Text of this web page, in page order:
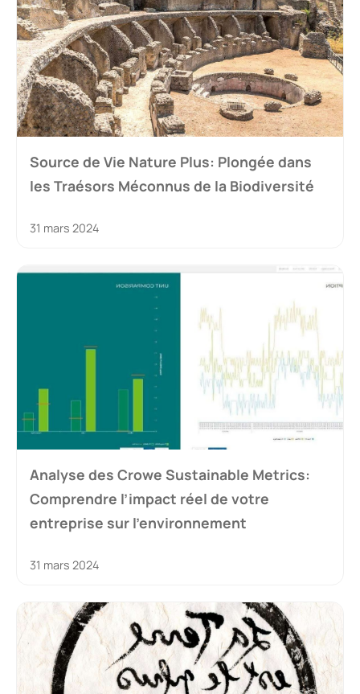
Source de Vie Nature Plus: Plongée dans
les Traésors Méconnus de la Biodiversité
31 mars 2024
Analyse des Crowe Sustainable Metrics:
Comprendre l’impact réel de votre
entreprise sur l’environnement
31 mars 2024